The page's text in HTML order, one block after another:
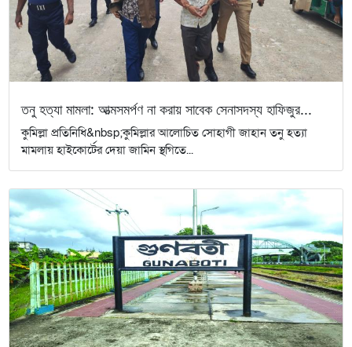
তনু হত্যা মামলা: আত্মসমর্পণ না করায় সাবেক সেনাসদস্য হাফিজুর...
কুমিল্লা প্রতিনিধি&nbsp;কুমিল্লার আলোচিত সোহাগী জাহান তনু হত্যা
মামলায় হাইকোর্টের দেয়া জামিন স্থগিতে...